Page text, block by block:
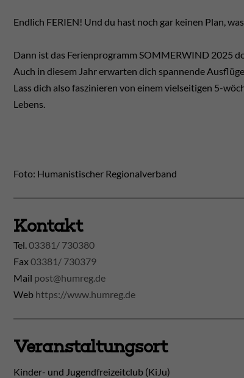
Endlich FERIEN! Und du hast noch gar keinen Plan,
Dann ist das Ferienprogramm SOMMERWIND 2025
Auch in diesem Jahr erwarten dich spannende
Lass dich also faszinieren von einem vielseitigen 5-
Lebens.
Foto: Humanistischer Regionalverband
Kontakt
Tel. 03381/ 730380
Fax03381/ 730379
Mail post@humreg.de
Web https://www.humreg.de
Veranstaltungsort
Kinder- und Jugendfreizeitclub (KiJu)